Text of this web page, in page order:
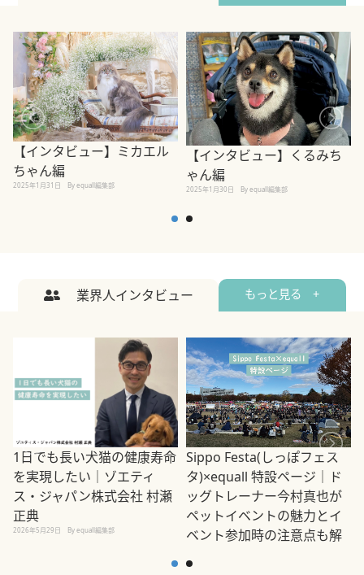
【インタビュー】ミカエル
ちゃん編
2025年1月31日 By equall編集部
【インタビュー】くるみち
ゃん編
2025年1月30日 By equall編集部
業界人インタビュー もっと見る +
1日でも長い犬猫の健康寿命
を実現したい｜ゾエティ
ス・ジャパン株式会社 村瀬
正典
2026年5月29日 By equall編集部
Sippo Festa(しっぽフェス
タ)×equall 特設ページ｜ド
ッグトレーナー今村真也が
ペットイベントの魅力とイ
ベント参加時の注意点も解
2026年5月12日